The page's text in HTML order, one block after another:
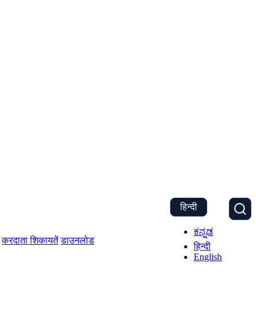
करदाता शिकायतें डाउनलोड
हिन्दी
ಕನ್ನಡ
हिन्दी
English